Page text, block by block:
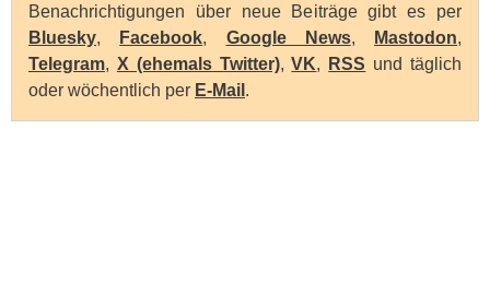
Benachrichtigungen über neue Beiträge gibt es per
Bluesky, Facebook, Google News, Mastodon,
Telegram, X (ehemals Twitter),VK, RSS und täglich
oder wöchentlich per E-Mail .